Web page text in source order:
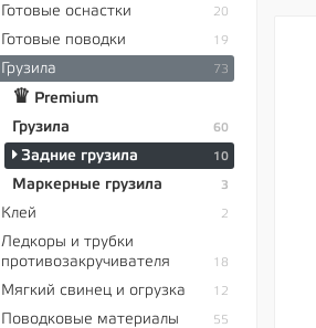
Готовые оснастки 20
Готовые поводки 19
Грузила 73
♛ Premium
Грузила
60
Задние грузила 10
Маркерные грузила 3
Клей 2
Ледкоры и трубки
противозакручивателя
18
Мягкий свинец и огрузка 12
Поводковые материалы 55